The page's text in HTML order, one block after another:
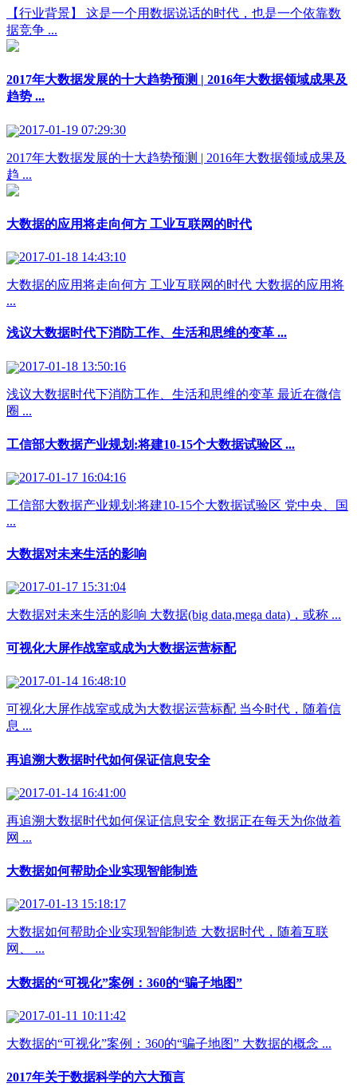
【行业背景】 这是一个用数据说话的时代，也是一个依靠数
据竞争 ...
2017年大数据发展的十大趋势预测 | 2016年大数据领域成果及
趋势 ...
2017-01-19 07:29:30
2017年大数据发展的十大趋势预测 | 2016年大数据领域成果及
趋 ...
大数据的应用将走向何方 工业互联网的时代
2017-01-18 14:43:10
大数据的应用将走向何方 工业互联网的时代 大数据的应用将
...
浅议大数据时代下消防工作、生活和思维的变革 ...
2017-01-18 13:50:16
浅议大数据时代下消防工作、生活和思维的变革 最近在微信
圈 ...
工信部大数据产业规划:将建10-15个大数据试验区 ...
2017-01-17 16:04:16
工信部大数据产业规划:将建10-15个大数据试验区 党中央、国
...
大数据对未来生活的影响
2017-01-17 15:31:04
大数据对未来生活的影响 大数据(big data,mega data)，或称 ...
可视化大屏作战室或成为大数据运营标配
2017-01-14 16:48:10
可视化大屏作战室或成为大数据运营标配 当今时代，随着信
息 ...
再追溯大数据时代如何保证信息安全
2017-01-14 16:41:00
再追溯大数据时代如何保证信息安全 数据正在每天为你做着
网 ...
大数据如何帮助企业实现智能制造
2017-01-13 15:18:17
大数据如何帮助企业实现智能制造 大数据时代，随着互联
网、 ...
大数据的“可视化”案例：360的“骗子地图”
2017-01-11 10:11:42
大数据的“可视化”案例：360的“骗子地图” 大数据的概念 ...
2017年关于数据科学的六大预言